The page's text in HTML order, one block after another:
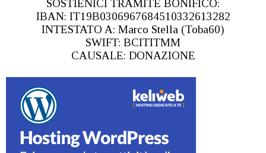
SOSTIENICI TRAMITE BONIFICO:
IBAN: IT19B0306967684510332613282
INTESTATO A: Marco Stella (Toba60)
SWIFT: BCITITMM
CAUSALE: DONAZIONE